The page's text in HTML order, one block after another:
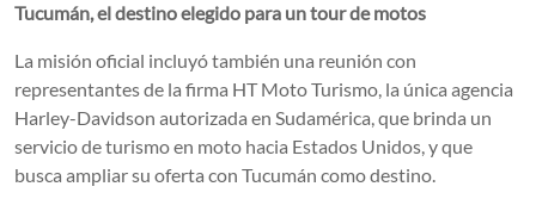
Tucumán, el destino elegido para un tour de motos
La misión oficial incluyó también una reunión con
representantes de la firma HT Moto Turismo, la única agencia
Harley-Davidson autorizada en Sudamérica, que brinda un
servicio de turismo en moto hacia Estados Unidos, y que
busca ampliar su oferta con Tucumán como destino.